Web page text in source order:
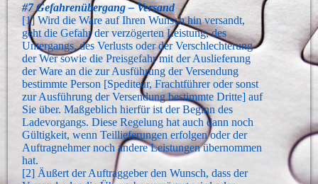
#7 Gefahrenübergang – Versand
[1] Wird die Ware auf Ihren Wunsch hin versandt,
geht die Gefahr der verzögerten Leistung, des
Untergangs, des Verlusts oder der Verschlechterung
der Wer sowie die Preisgefahr mit der Auslieferung
der Ware an die zur Ausführung der Versendung
bestimmte Person [Spediteur, Frachtführer oder sonst
zur Ausführung der Versendung bestimmte Dritte] auf
Sie über. Maßgeblich hierfür ist der Beginn des
Ladevorgangs. Diese Regelung hat auch dann noch
Gültigkeit, wenn Teillieferungen erfolgen oder der
Auftragnehmer noch andere Leistungen übernommen
hat.
[2] Äußert der Auftraggeber den Wunsch, dass der